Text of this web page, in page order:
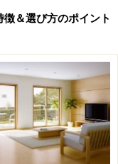
窓サッシとなって
ット
トは、まず、外部
バシーが守られる
飛来物による窓ま
＆選び方のポイント